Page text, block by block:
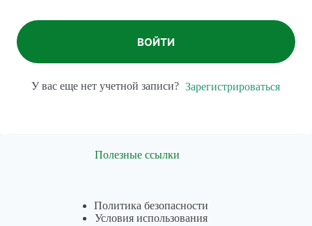
ВОЙТИ
У вас еще нет учетной записи? Зарегистрироваться
Полезные ссылки
Политика безопасности
Условия использования